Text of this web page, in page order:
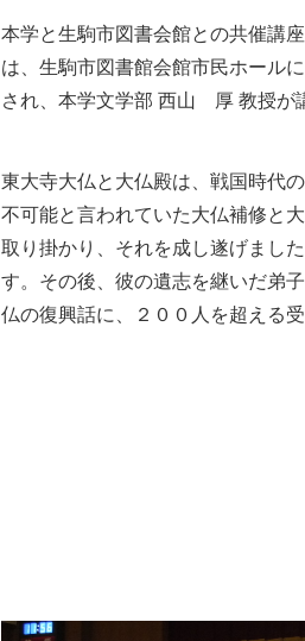
本学と生駒市図書会館との共催講
は、生駒市図書館会館市民ホール
され、本学文学部 西山 厚 教授が
東大寺大仏と大仏殿は、戦国時代
不可能と言われていた大仏補修と
取り掛かり、それを成し遂げまし
す。その後、彼の遺志を継いだ弟
仏の復興話に、２００人を超える